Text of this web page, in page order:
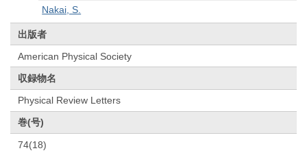
Nakai, S.
出版者
American Physical Society
収録物名
Physical Review Letters
巻(号)
74(18)